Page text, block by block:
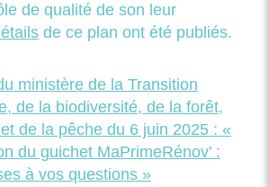
de qualité de son leur
de ce plan ont été publiés.
ministère de la Transition
de la biodiversité, de la forêt,
de la pêche du 6 juin 2025 : «
du guichet MaPrimeRénov’ :
à vos questions »